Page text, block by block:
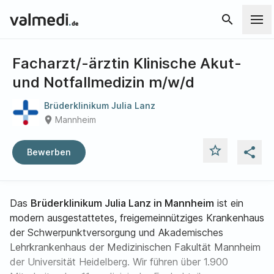
search
Facharzt/-ärztin Klinische Akut-
und Notfallmedizin m/w/d
Brüderklinikum Julia Lanz
place Mannheim
Bewerben star_outline share
Das Brüderklinikum Julia Lanz in Mannheim ist ein
modern ausgestattetes, freigemeinnütziges Krankenhaus
der Schwerpunktversorgung und Akademisches
Lehrkrankenhaus der Medizinischen Fakultät Mannheim
der Universität Heidelberg. Wir führen über 1.900